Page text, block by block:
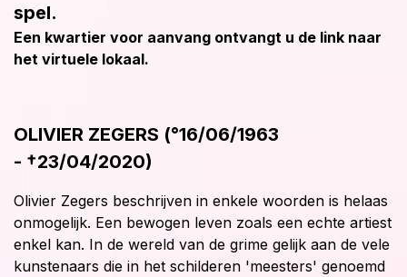
spel.
Een kwartier voor aanvang ontvangt u de link naar
het virtuele lokaal.
OLIVIER ZEGERS (°16/06/1963
- †23/04/2020)
Olivier Zegers beschrijven in enkele woorden is helaas
onmogelijk. Een bewogen leven zoals een echte artiest
enkel kan. In de wereld van de grime gelijk aan de vele
kunstenaars die in het schilderen 'meesters' genoemd